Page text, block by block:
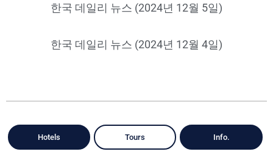
한국 데일리 뉴스 (2024년 12월 5일)
한국 데일리 뉴스 (2024년 12월 4일)
Hotels Tours Info.